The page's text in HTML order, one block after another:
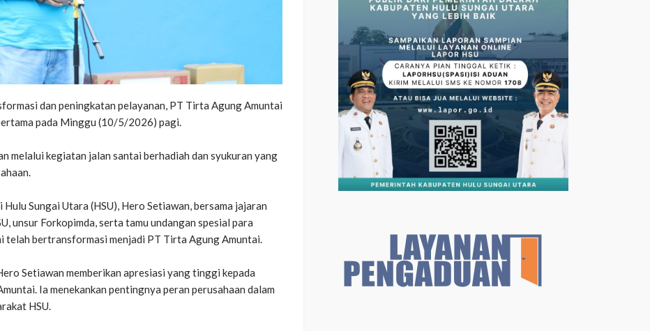
dan peningkatan pelayanan, PT Tirta Agung Amuntai
pada Minggu (10/5/2026) pagi.
melalui kegiatan jalan santai berhadiah dan syukuran yang
Sungai Utara (HSU), Hero Setiawan, bersama jajaran
unsur Forkopimda, serta tamu undangan spesial para
telah bertransformasi menjadi PT Tirta Agung Amuntai.
Setiawan memberikan apresiasi yang tinggi kepada
Ia menekankan pentingnya peran perusahaan dalam
HSU.